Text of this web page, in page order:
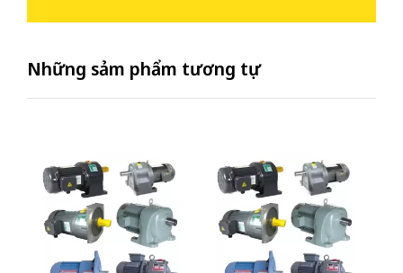
Những sảm phẩm tương tự